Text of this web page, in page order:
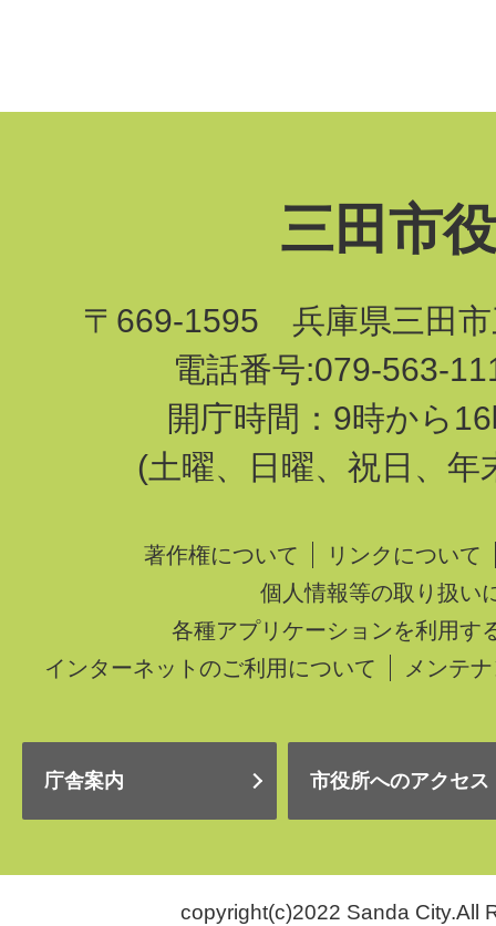
三田市
〒669-1595 兵庫県三田市
電話番号:079-563-
開庁時間：9時から
(土曜、日曜、祝日、年
著作権について
リンクについて
個人情報等の取り扱い
各種アプリケーションを利用す
インターネットのご利用について
メンテ
庁舎案内 市役所へのアクセス
copyright(c)2022 Sanda City.All